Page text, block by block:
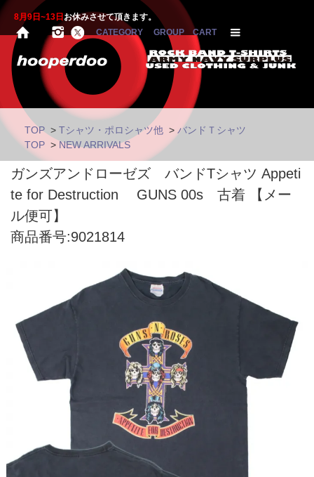
8月9日~13日 お休みさせて頂きます。
CATEGORY
GROUP CART
TOP > Tシャツ・ポロシャツ他 > バンドＴシャツ
TOP > NEW ARRIVALS
ガンズアンドローゼズ バンドTシャツ Appeti
te for Destruction GUNS 00s 古着 【メー
ル便可】
商品番号:9021814